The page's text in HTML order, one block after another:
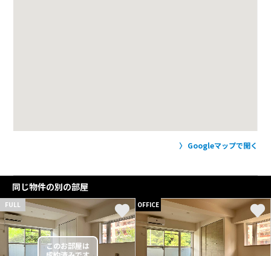
Googleマップで開く
同じ物件の別の部屋
FULL OFFICE